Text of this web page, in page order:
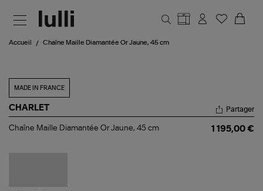
Accueil Chaîne Maille Diamantée Or Jaune, 45 cm
MADE IN FRANCE
CHARLET
Chaîne
Partager
Chaîne Maille Diamantée Or Jaune, 45 cm 1 195,00 €